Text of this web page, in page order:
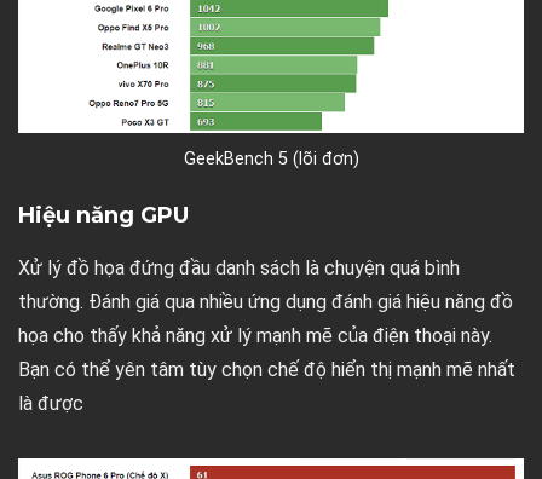
GeekBench 5 (lõi đơn)
Hiệu năng GPU
Xử lý đồ họa đứng đầu danh sách là chuyện quá bình
thường. Đánh giá qua nhiều ứng dụng đánh giá hiệu năng đồ
họa cho thấy khả năng xử lý mạnh mẽ của điện thoại này.
Bạn có thể yên tâm tùy chọn chế độ hiển thị mạnh mẽ nhất
là được